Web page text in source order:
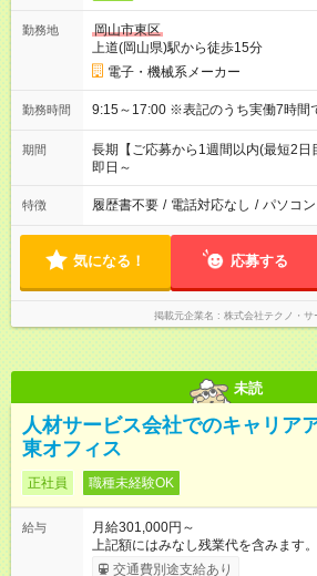
勤務地
岡山市東区
上道(岡山県)駅から徒歩15分
電子・機械系メーカー
勤務時間 9:15～17:00 ※表記のうち実働7時
期間
長期【ご応募から1週間以内(最短2日
即日～
特徴 履歴書不要 / 電話対応なし / パソコ
気になる！ 応募する
掲載元企業名 株式会社テクノ・サ
未読
人材サービス会社でのキャリア
東オフィス
正社員 職種未経験OK
給与
月給301,000円～
上記額にはみなし残業代を含みます
ます。 みなし残業代 54,000円／月
交通費別途支給あり